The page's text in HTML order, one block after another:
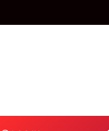
महिला और मासूम समेत 3 की